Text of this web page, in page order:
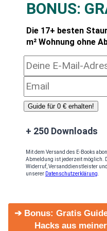
BONUS:
Die 17+ besten
m² Wohnung ohne
Guide für 0 € erhalten!
+ 250 Downloads
Mit dem Versand des E-Books
Abmeldung ist jederzeit möglich.
Widerruf, Versanddienstleister
unserer Datenschutzerklärung
➔ Bonus: Gratis
Hacks aus